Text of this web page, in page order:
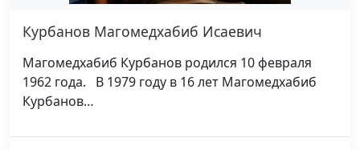
Курбанов Магомедхабиб Исаевич
Магомедхабиб Курбанов родился 10 февраля
1962 года. В 1979 году в 16 лет Магомедхабиб
Курбанов…